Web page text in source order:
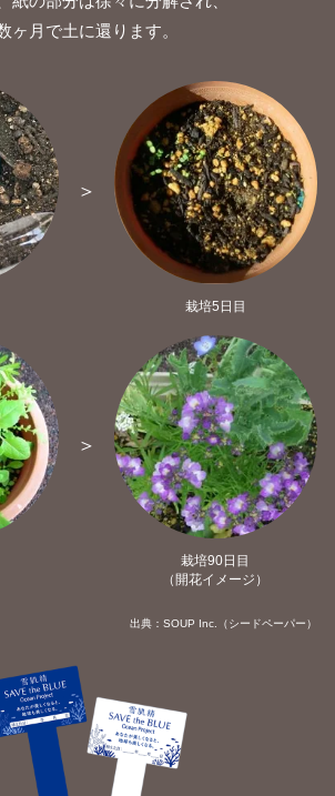
ヶ月で土に還ります。
＞
栽培5日目
＞
栽培90日目
（開花イメージ）
出典：SOUP Inc.（シードペーパー）